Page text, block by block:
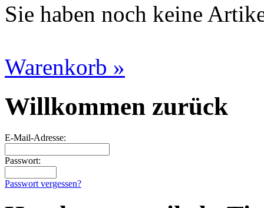
Sie haben noch keine
Warenkorb »
Willkommen zurück
E-Mail-Adresse:
Passwort:
Passwort vergessen?